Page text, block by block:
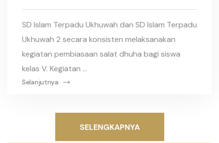
SD Islam Terpadu Ukhuwah dan SD Islam Terpadu
Ukhuwah 2 secara konsisten melaksanakan
kegiatan pembiasaan salat dhuha bagi siswa
kelas V. Kegiatan ...
Selanjutnya
SELENGKAPNYA